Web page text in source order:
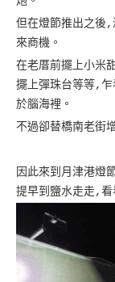
但在燈節推出之後
來商機。
在老厝前擺上小米
擺上彈珠台等等,
於腦海裡。
不過卻替橋南老街
因此來到月津港燈
提早到鹽水走走,看